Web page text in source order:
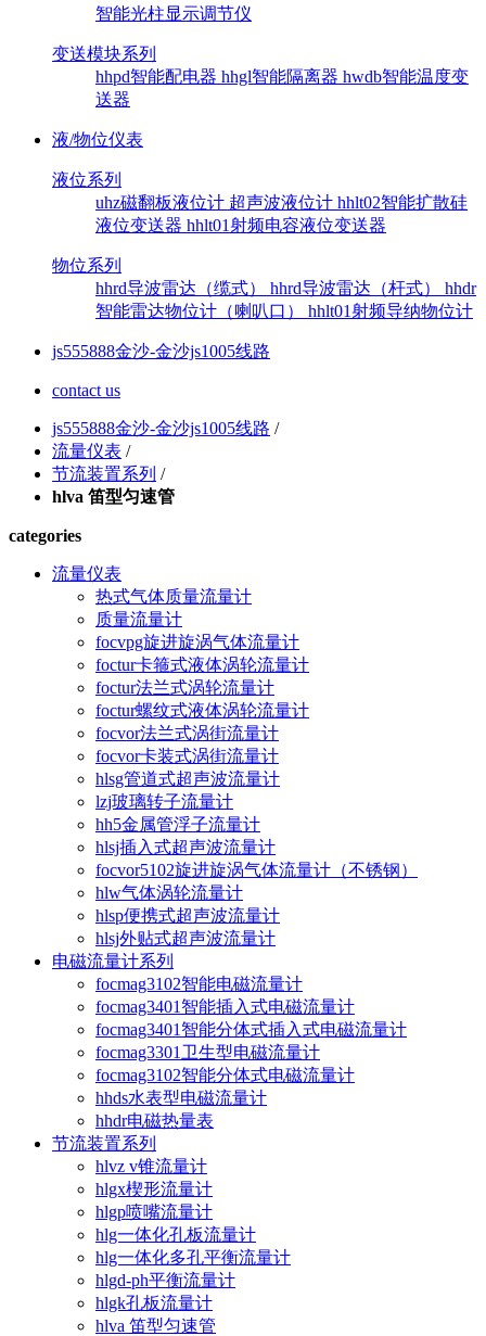
智能光柱显示调节仪
变送模块系列
hhpd智能配电器 hhgl智能隔离器 hwdb智能温度变
送器
液/物位仪表
液位系列
uhz磁翻板液位计 超声波液位计 hhlt02智能扩散硅
液位变送器 hhlt01射频电容液位变送器
物位系列
hhrd导波雷达（缆式） hhrd导波雷达（杆式） hhdr
智能雷达物位计（喇叭口） hhlt01射频导纳物位计
js555888金沙-金沙js1005线路
contact us
js555888金沙-金沙js1005线路 /
流量仪表 /
节流装置系列 /
hlva 笛型匀速管
categories
流量仪表
热式气体质量流量计
质量流量计
focvpg旋进旋涡气体流量计
foctur卡箍式液体涡轮流量计
foctur法兰式涡轮流量计
foctur螺纹式液体涡轮流量计
focvor法兰式涡街流量计
focvor卡装式涡街流量计
hlsg管道式超声波流量计
lzj玻璃转子流量计
hh5金属管浮子流量计
hlsj插入式超声波流量计
focvor5102旋进旋涡气体流量计（不锈钢）
hlw气体涡轮流量计
hlsp便携式超声波流量计
hlsj外贴式超声波流量计
电磁流量计系列
focmag3102智能电磁流量计
focmag3401智能插入式电磁流量计
focmag3401智能分体式插入式电磁流量计
focmag3301卫生型电磁流量计
focmag3102智能分体式电磁流量计
hhds水表型电磁流量计
hhdr电磁热量表
节流装置系列
hlvz v锥流量计
hlgx楔形流量计
hlgp喷嘴流量计
hlg一体化孔板流量计
hlg一体化多孔平衡流量计
hlgd-ph平衡流量计
hlgk孔板流量计
hlva 笛型匀速管